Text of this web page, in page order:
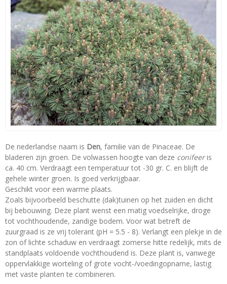
De nederlandse naam is Den, familie van de Pinaceae. De
bladeren zijn groen. De volwassen hoogte van deze conifeeris
ca. 40 cm. Verdraagt een temperatuur tot -30 gr. C. en blijft de
gehele winter groen. Is goed verkrijgbaar.
Geschikt voor een warme plaats.
Zoals bijvoorbeeld beschutte (dak)tuinen op het zuiden en dicht
bij bebouwing. Deze plant wenst een matig voedselrijke, droge
tot vochthoudende, zandige bodem. Voor wat betreft de
zuurgraad is ze vrij tolerant (pH = 5.5 - 8). Verlangt een plekje in de
zon of lichte schaduw en verdraagt zomerse hitte redelijk, mits de
standplaats voldoende vochthoudend is. Deze plant is, vanwege
oppervlakkige worteling of grote vocht-/voedingopname, lastig
met vaste planten te combineren.